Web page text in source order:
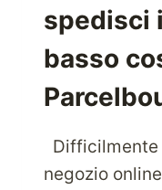
spedisci
basso
negozio